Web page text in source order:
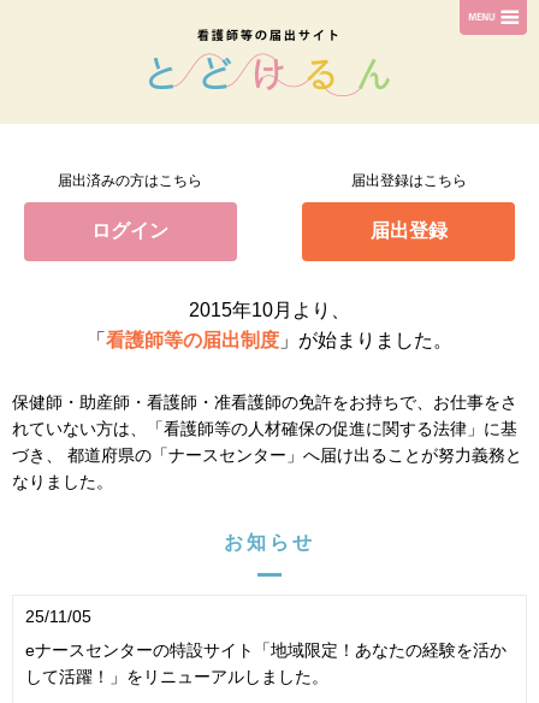
届出済みの方はこちら
ログイン
届出登録はこちら
届出登録
2015年10月より、
「 看護師等の届出制度 」が始まりました。
保健師・助産師・看護師・准看護師の免許をお持ちで、お仕事をさ
れていない方は、「看護師等の人材確保の促進に関する法律」に基
づき、 都道府県の「ナースセンター」へ届け出ることが努力義務と
なりました。
お知らせ
25/11/05
eナースセンターの特設サイト「地域限定！あなたの経験を活か
して活躍！」をリニューアルしました。